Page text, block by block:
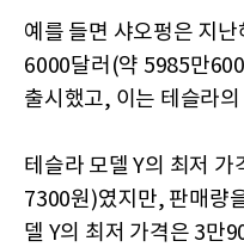
예를 들면 샤오펑은 지
6000달러(약 5985만600
출시했고, 이는 테슬라
테슬라 모델 Y의 최저
7300원)였지만, 판매량
델 Y의 최저 가격은 3만